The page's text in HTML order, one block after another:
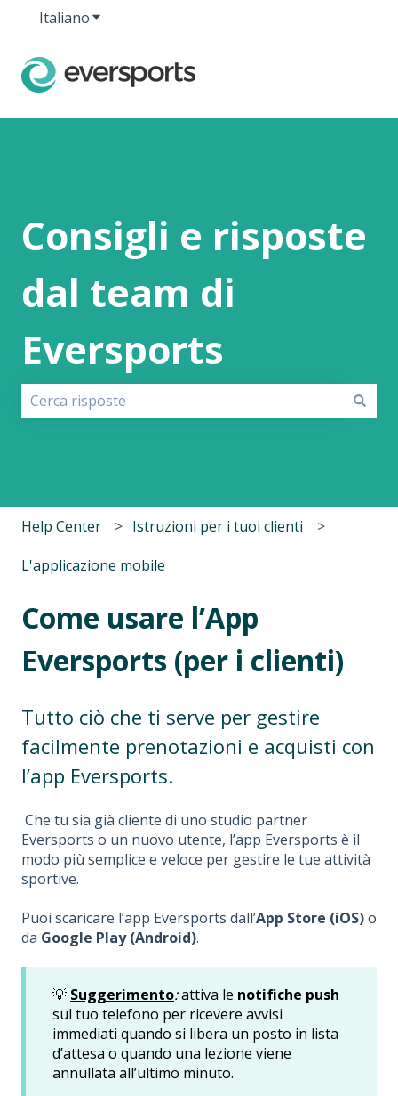
ItalianoMostra sottomenu per le traduzioni
Consigli e risposte
dal team di
Eversports
Help Center Istruzioni per i tuoi clienti
L'applicazione mobile
Come usare l’App
Eversports (per i clienti)
Tutto ciò che ti serve per gestire
facilmente prenotazioni e acquisti con
l’app Eversports.
Che tu sia già cliente di uno studio partner
Eversports o un nuovo utente, l’app Eversports è il
modo più semplice e veloce per gestire le tue attività
sportive.
Puoi scaricare l’app Eversports dall’App Store (iOS)o
da Google Play (Android).
💡 Suggerimento:attiva le notifiche push
sul tuo telefono per ricevere avvisi
immediati quando si libera un posto in lista
d’attesa o quando una lezione viene
annullata all’ultimo minuto.